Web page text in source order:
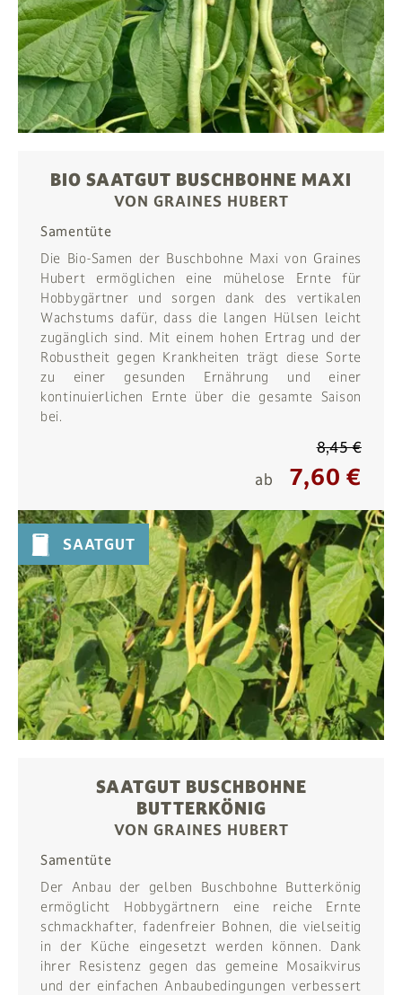
BIO SAATGUT BUSCHBOHNE MAXI
VON GRAINES HUBERT
Samentüte
Die Bio-Samen der Buschbohne Maxi von Graines
Hubert ermöglichen eine mühelose Ernte für
Hobbygärtner und sorgen dank des vertikalen
Wachstums dafür, dass die langen Hülsen leicht
zugänglich sind. Mit einem hohen Ertrag und der
Robustheit gegen Krankheiten trägt diese Sorte
zu einer gesunden Ernährung und einer
kontinuierlichen Ernte über die gesamte Saison
bei.
8,45 €
ab
7,60 €
SAATGUT
SAATGUT BUSCHBOHNE
BUTTERKÖNIG
VON GRAINES HUBERT
Samentüte
Der Anbau der gelben Buschbohne Butterkönig
ermöglicht Hobbygärtnern eine reiche Ernte
schmackhafter, fadenfreier Bohnen, die vielseitig
in der Küche eingesetzt werden können. Dank
ihrer Resistenz gegen das gemeine Mosaikvirus
und der einfachen Anbaubedingungen verbessert